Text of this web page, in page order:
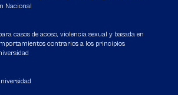
Nacional
casos de acoso, violencia sexual y basada en
contrarios a los principios